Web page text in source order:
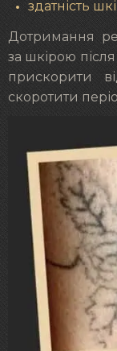
здатність
Дотримання
за шкірою
прискорити
скоротити